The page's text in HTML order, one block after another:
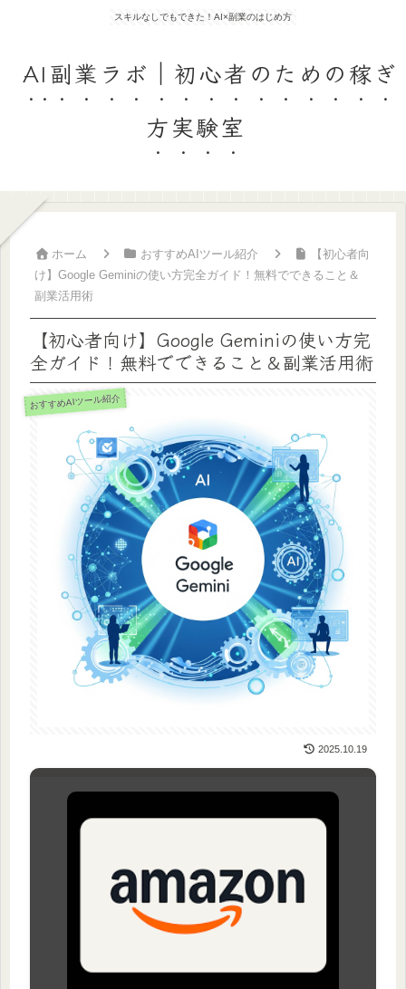
スキルなしでもできた！AI×副業のはじめ方
AI副業ラボ｜初心者のための稼ぎ
方実験室
ホーム おすすめAIツール紹介
【初心者向
け】Google Geminiの使い方完全ガイド！無料でできること＆
副業活用術
【初心者向け】Google Geminiの使い方完
全ガイド！無料でできること＆副業活用術
おすすめAIツール紹介
2025.10.19